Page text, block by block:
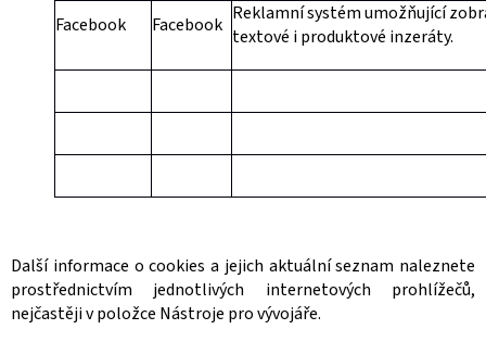
Facebook Facebook Reklamní systém umožňující
textové i produktové inzeráty.
Další informace o cookies a jejich aktuální seznam naleznete
prostřednictvím jednotlivých internetových prohlížečů,
nejčastěji v položce Nástroje pro vývojáře.